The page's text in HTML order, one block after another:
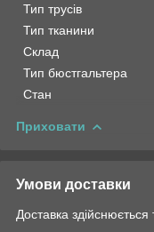
Тип трусів
Тип тканини
Склад
Тип бюстгальтера
Стан
Приховати
Умови доставки
Доставка здійснюється